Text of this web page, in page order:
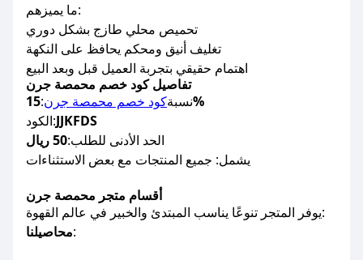
ما يميزهم:
تحميص محلي طازج بشكل دوري
تغليف أنيق ومحكم يحافظ على النكهة
اهتمام حقيقي بتجربة العميل قبل وبعد البيع
تفاصيل كود خصم محمصة جرن
نسبةكود خصم محمصة جرن:
15%
الكود:JJKFDS
الحد الأدنى للطلب:50 ريال
يشمل: جميع المنتجات مع بعض الاستثناءات
أقسام متجر محمصة جرن
يوفر المتجر تنوعًا يناسب المبتدئ والخبير في عالم القهوة:
محاصيلنا: